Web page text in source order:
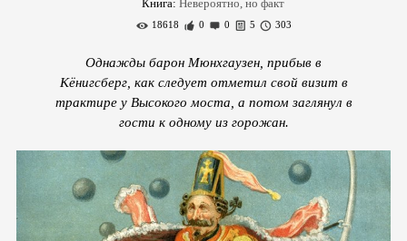
Книга: Невероятно, но факт
18618 0 0 5 303
Однажды барон Мюнхгаузен, прибыв в
Кёнигсберг, как следует отметил свой визит в
трактире у Высокого моста, а потом заглянул в
гости к одному из горожан.